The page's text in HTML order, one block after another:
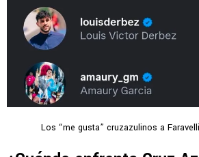
Los “me gusta” cruzazulinos a